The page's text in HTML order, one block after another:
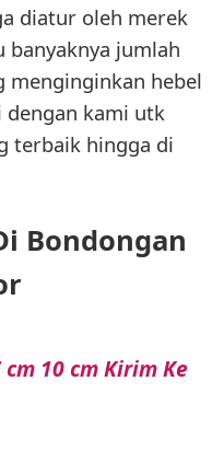
diatur oleh merek
banyaknya jumlah
menginginkan hebel
kami utk
terbaik hingga di
Bondongan
10 cm Kirim Ke